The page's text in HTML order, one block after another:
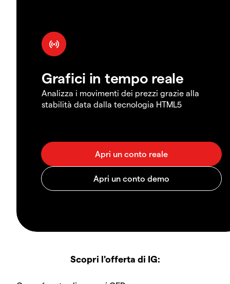
Grafici in tempo reale
Analizza i movimenti dei prezzi grazie alla
stabilità data dalla tecnologia HTML5
Scopri l'offerta di IG: